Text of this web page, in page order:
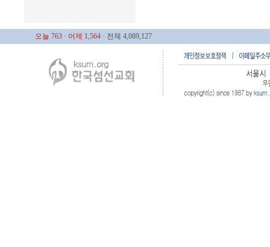
오늘 763 · 어제 1,564 · 전체 4,089,127